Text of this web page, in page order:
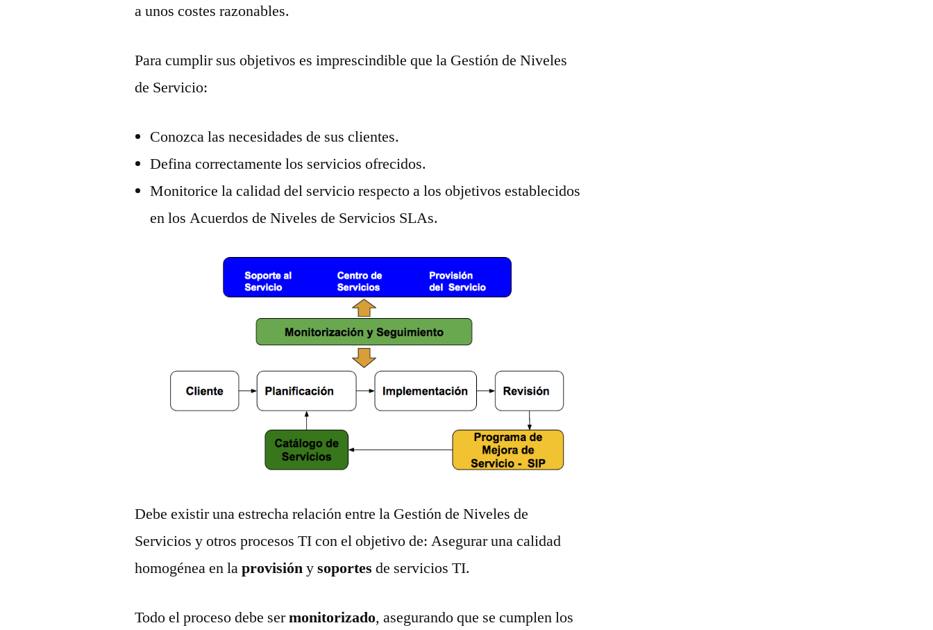
a unos costes razonables.
Para cumplir sus objetivos es imprescindible que la Gestión de Niveles
de Servicio:
Conozca las necesidades de sus clientes.
Defina correctamente los servicios ofrecidos.
Monitorice la calidad del servicio respecto a los objetivos establecidos
en los Acuerdos de Niveles de Servicios SLAs.
Debe existir una estrecha relación entre la Gestión de Niveles de
Servicios y otros procesos TI con el objetivo de: Asegurar una calidad
homogénea en laprovisiónysoportes de servicios TI.
Todo el proceso debe sermonitorizado, asegurando que se cumplen los